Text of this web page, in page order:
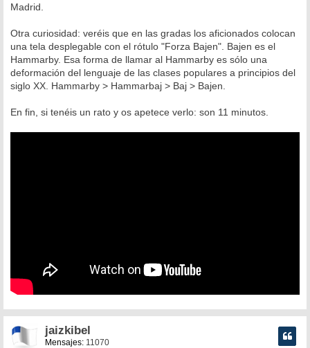
Madrid.
Otra curiosidad: veréis que en las gradas los aficionados colocan
una tela desplegable con el rótulo "Forza Bajen". Bajen es el
Hammarby. Esa forma de llamar al Hammarby es sólo una
deformación del lenguaje de las clases populares a principios del
siglo XX. Hammarby > Hammarbaj > Baj > Bajen.
En fin, si tenéis un rato y os apetece verlo: son 11 minutos.
jaizkibel
Mensajes: 11070